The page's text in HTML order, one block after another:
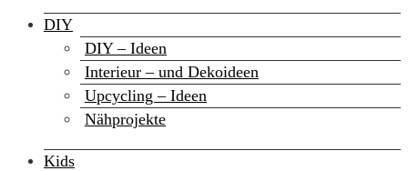
DIY
DIY – Ideen
Interieur – und Dekoideen
Upcycling – Ideen
Nähprojekte
Kids